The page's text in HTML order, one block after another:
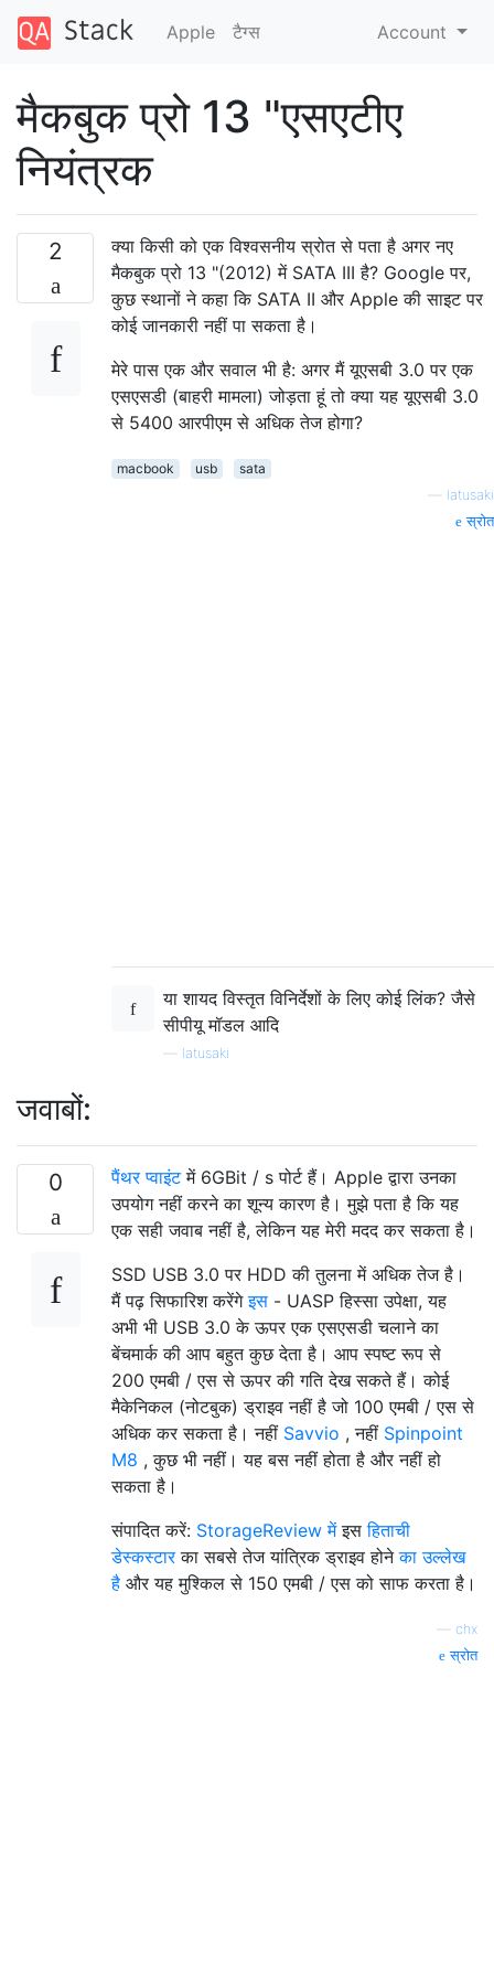
Apple टैग्‍स Account
मैकबुक प्रो 13 "एसएटीए
नियंत्रक
2
क्या किसी को एक विश्वसनीय स्रोत से पता है अगर नए
मैकबुक प्रो 13 "(2012) में SATA III है? Google पर,
कुछ स्थानों ने कहा कि SATA II और Apple की साइट पर
कोई जानकारी नहीं पा सकता है।
मेरे पास एक और सवाल भी है: अगर मैं यूएसबी 3.0 पर एक
एसएसडी (बाहरी मामला) जोड़ता हूं तो क्या यह यूएसबी 3.0
से 5400 आरपीएम से अधिक तेज होगा?
macbook usb
sata
latusaki
स्रोत
या शायद विस्तृत विनिर्देशों के लिए कोई लिंक? जैसे
सीपीयू मॉडल आदि
latusaki
जवाबों:
0 पैंथर प्वाइंटमें 6GBit / s पोर्ट हैं। Apple द्वारा उनका
उपयोग नहीं करने का शून्य कारण है। मुझे पता है कि यह
एक सही जवाब नहीं है, लेकिन यह मेरी मदद कर सकता है।
SSD USB 3.0 पर HDD की तुलना में अधिक तेज है।
मैं पढ़ सिफारिश करेंगेइस - UASP हिस्सा उपेक्षा, यह
अभी भी USB 3.0 के ऊपर एक एसएसडी चलाने का
बेंचमार्क की आप बहुत कुछ देता है। आप स्पष्ट रूप से
200 एमबी / एस से ऊपर की गति देख सकते हैं। कोई
मैकेनिकल (नोटबुक) ड्राइव नहीं है जो 100 एमबी / एस से
अधिक कर सकता है। नहीं Savvio , नहीं Spinpoint
M8 , कुछ भी नहीं। यह बस नहीं होता है और नहीं हो
सकता है।
संपादित करें: StorageReview मेंइसहिताची
डेस्कस्टारका सबसे तेज यांत्रिक ड्राइव होनेका उल्लेख
है और यह मुश्किल से 150 एमबी / एस को साफ करता है।
chx
स्रोत